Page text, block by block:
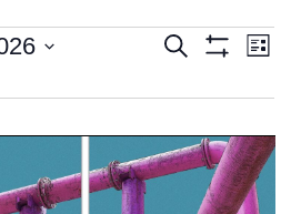
Ansichten,
Navigation
Suche
Liste